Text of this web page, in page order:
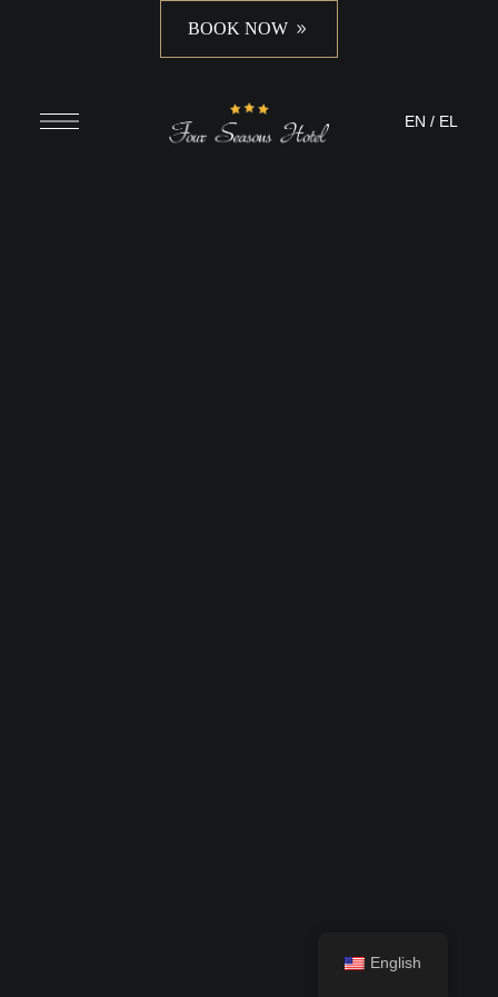
BOOK NOW
EN / EL
English